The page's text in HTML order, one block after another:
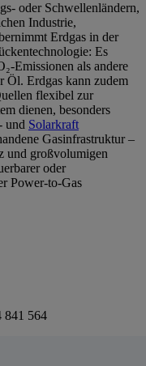
oder Schwellenländern,
Industrie,
Erdgas in der
Es
Emissionen als andere
Öl. Erdgas kann zudem
flexibel zur
dienen, besonders
und Solarkraft
Gasinfrastruktur –
und großvolumigen
oder
Power‑to‑Gas
841 564